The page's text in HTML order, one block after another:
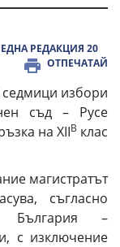
РЕДАКЦИЯ 20
ОТПЕЧАТАЙ
избори
съд – Русе
на ХІІВ клас
магистратът
съгласно
България –
с изключение